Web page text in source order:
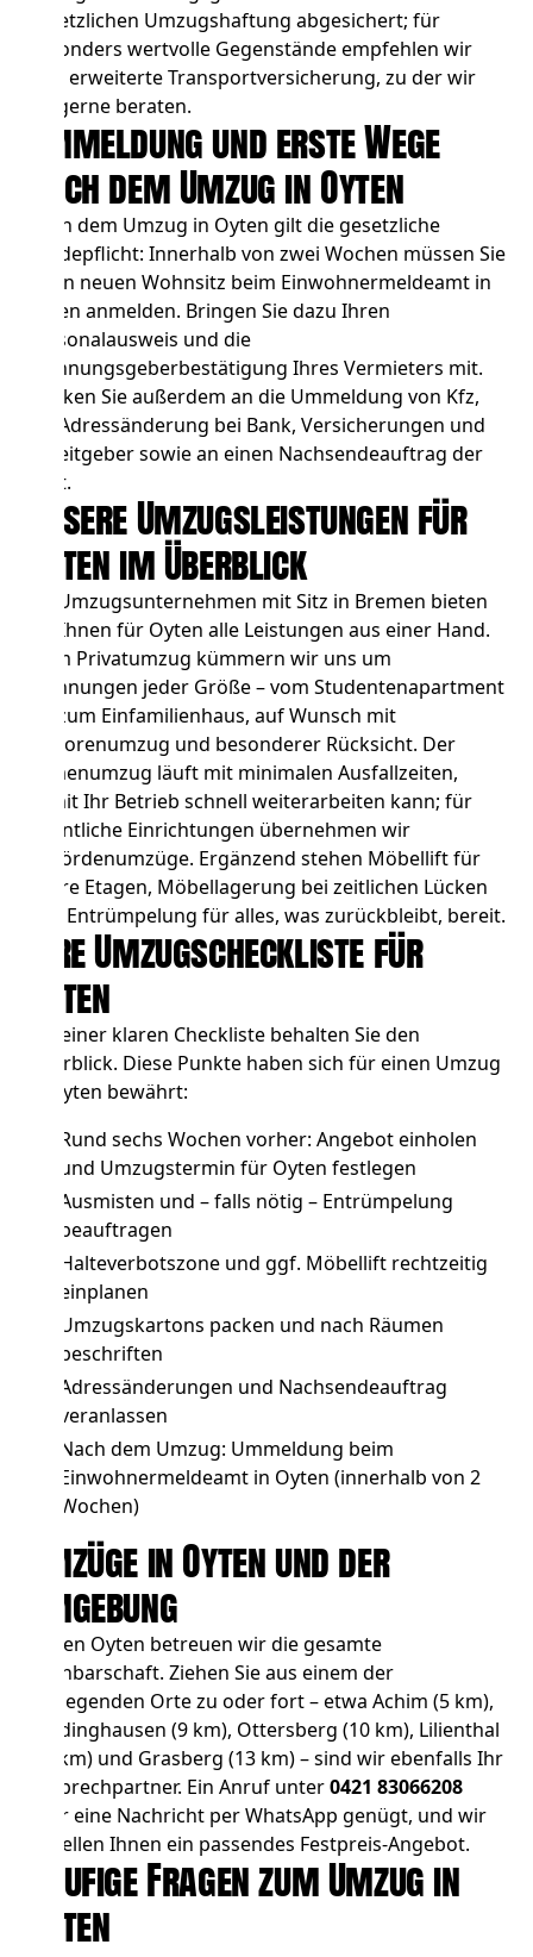
gesetzlichen Umzugshaftung abgesichert; für
besonders wertvolle Gegenstände empfehlen wir
eine erweiterte Transportversicherung, zu der wir
Sie gerne beraten.
Ummeldung und erste Wege
nach dem Umzug in Oyten
Nach dem Umzug in Oyten gilt die gesetzliche
Meldepflicht: Innerhalb von zwei Wochen müssen Sie
Ihren neuen Wohnsitz beim Einwohnermeldeamt in
Oyten anmelden. Bringen Sie dazu Ihren
Personalausweis und die
Wohnungsgeberbestätigung Ihres Vermieters mit.
Denken Sie außerdem an die Ummeldung von Kfz,
die Adressänderung bei Bank, Versicherungen und
Arbeitgeber sowie an einen Nachsendeauftrag der
Post.
Unsere Umzugsleistungen für
Oyten im Überblick
Als Umzugsunternehmen mit Sitz in Bremen bieten
wir Ihnen für Oyten alle Leistungen aus einer Hand.
Beim Privatumzug kümmern wir uns um
Wohnungen jeder Größe – vom Studentenapartment
bis zum Einfamilienhaus, auf Wunsch mit
Seniorenumzug und besonderer Rücksicht. Der
Firmenumzug läuft mit minimalen Ausfallzeiten,
damit Ihr Betrieb schnell weiterarbeiten kann; für
öffentliche Einrichtungen übernehmen wir
Behördenumzüge. Ergänzend stehen Möbelliftfür
obere Etagen, Möbellagerung bei zeitlichen Lücken
Entrümpelung für alles, was zurückbleibt, bereit.
Ihre Umzugscheckliste für
Oyten
Mit einer klaren Checkliste behalten Sie den
Überblick. Diese Punkte haben sich für einen Umzug
in Oyten bewährt:
Rund sechs Wochen vorher: Angebot einholen
und Umzugstermin für Oyten festlegen
Ausmisten und – falls nötig – Entrümpelung
beauftragen
Halteverbotszone und ggf. Möbellift rechtzeitig
einplanen
Umzugskartons packen und nach Räumen
beschriften
Adressänderungen und Nachsendeauftrag
veranlassen
Nach dem Umzug: Ummeldung beim
Einwohnermeldeamt in Oyten (innerhalb von 2
Wochen)
Umzüge in Oyten und der
Umgebung
Neben Oyten betreuen wir die gesamte
Nachbarschaft. Ziehen Sie aus einem der
umliegenden Orte zu oder fort – etwaAchim (5 km),
Thedinghausen (9 km), Ottersberg (10 km), Lilienthal
(12 km) und Grasberg (13 km) – sind wir ebenfalls Ihr
Ansprechpartner. Ein Anruf unter0421 83066208
oder eine Nachricht per WhatsApp genügt, und wir
erstellen Ihnen ein passendes Festpreis-Angebot.
Häufige Fragen zum Umzug in
Oyten